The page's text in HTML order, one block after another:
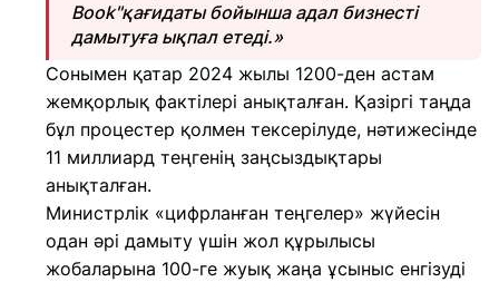
Book"қағидаты бойынша адал бизнесті
дамытуға ықпал етеді.»
Сонымен қатар 2024 жылы 1200-ден астам
жемқорлық фактілері анықталған. Қазіргі таңда
бұл процестер қолмен тексерілуде, нәтижесінде
11 миллиард теңгенің заңсыздықтары
анықталған.
Министрлік «цифрланған теңгелер» жүйесін
одан әрі дамыту үшін жол құрылысы
жобаларына 100-ге жуық жаңа ұсыныс енгізуді